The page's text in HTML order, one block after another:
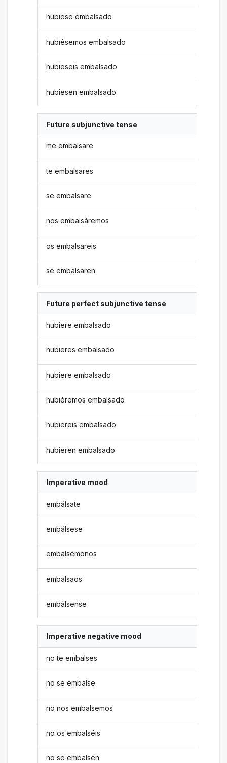
hubiese embalsado
hubiésemos embalsado
hubieseis embalsado
hubiesen embalsado
Future subjunctive tense
me embalsare
te embalsares
se embalsare
nos embalsáremos
os embalsareis
se embalsaren
Future perfect subjunctive tense
hubiere embalsado
hubieres embalsado
hubiere embalsado
hubiéremos embalsado
hubiereis embalsado
hubieren embalsado
Imperative mood
embálsate
embálsese
embalsémonos
embalsaos
embálsense
Imperative negative mood
no te embalses
no se embalse
no nos embalsemos
no os embalséis
no se embalsen